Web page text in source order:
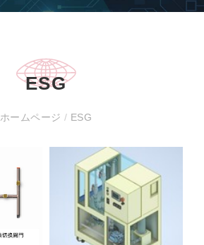
ESG
ホームページ / ESG